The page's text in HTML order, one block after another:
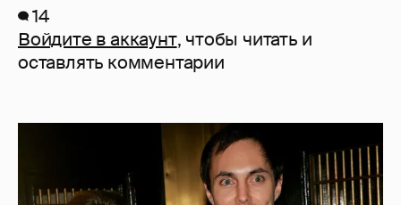
14
Войдите в аккаунт, чтобы читать и
оставлять комментарии